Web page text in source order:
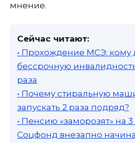
мнение.
Сейчас читают:
• Прохождение МСЭ: кому
бессрочную
раза
• Почему стиральную
запускать 2 раза подряд?
• Пенсию «заморозят» на
Соцфонд внезапно